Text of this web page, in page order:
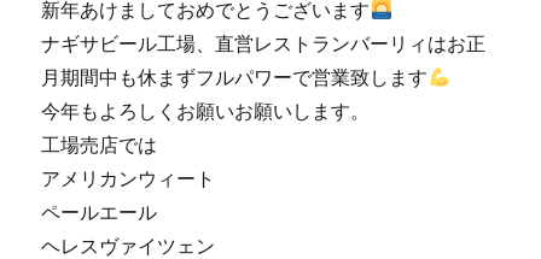
新年あけましておめでとうございます
ナギサビール工場、直営レストランバーリィはお正
月期間中も休まずフルパワーで営業致します
今年もよろしくお願いお願いします。
工場売店では
アメリカンウィート
ペールエール
ヘレスヴァイツェン